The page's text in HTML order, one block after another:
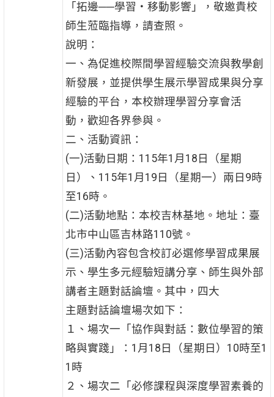
「拓邊──學習‧移動影響」，敬邀貴校
師生蒞臨指導，請查照。
說明：
一、為促進校際間學習經驗交流與教學創
新發展，並提供學生展示學習成果與分享
經驗的平台，本校辦理學習分享會活
動，歡迎各界參與。
二、活動資訊：
(一)活動日期：115年1月18日（星期
日）、115年1月19日（星期一）兩日9時
至16時。
(二)活動地點：本校吉林基地。地址：臺
北市中山區吉林路110號。
(三)活動內容包含校訂必選修學習成果展
示、學生多元經驗短講分享、師生與外部
講者主題對話論壇。其中，四大
主題對話論壇場次如下：
１、場次一「協作與對話：數位學習的策
略與實踐」：1月18日（星期日）10時至1
1時
２、場次二「必修課程與深度學習素養的